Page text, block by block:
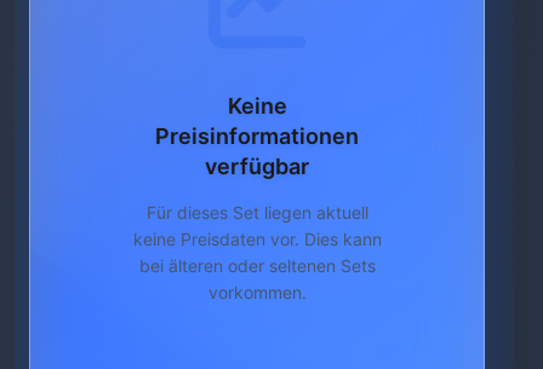
Keine
Preisinformationen
verfügbar
Für dieses Set liegen aktuell
keine Preisdaten vor. Dies kann
bei älteren oder seltenen Sets
vorkommen.